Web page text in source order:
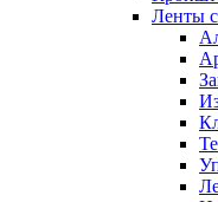
Ленты